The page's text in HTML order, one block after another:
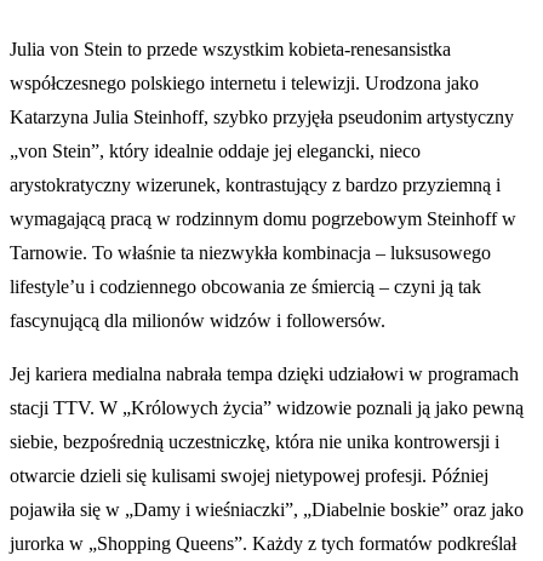
Julia von Stein to przede wszystkim kobieta-renesansistka
współczesnego polskiego internetu i telewizji. Urodzona jako
Katarzyna Julia Steinhoff, szybko przyjęła pseudonim artystyczny
„von Stein”, który idealnie oddaje jej elegancki, nieco
arystokratyczny wizerunek, kontrastujący z bardzo przyziemną i
wymagającą pracą w rodzinnym domu pogrzebowym Steinhoff w
Tarnowie. To właśnie ta niezwykła kombinacja – luksusowego
lifestyle’u i codziennego obcowania ze śmiercią – czyni ją tak
fascynującą dla milionów widzów i followersów.
Jej kariera medialna nabrała tempa dzięki udziałowi w programach
stacji TTV. W „Królowych życia” widzowie poznali ją jako pewną
siebie, bezpośrednią uczestniczkę, która nie unika kontrowersji i
otwarcie dzieli się kulisami swojej nietypowej profesji. Później
pojawiła się w „Damy i wieśniaczki”, „Diabelnie boskie” oraz jako
jurorka w „Shopping Queens”. Każdy z tych formatów podkreślał